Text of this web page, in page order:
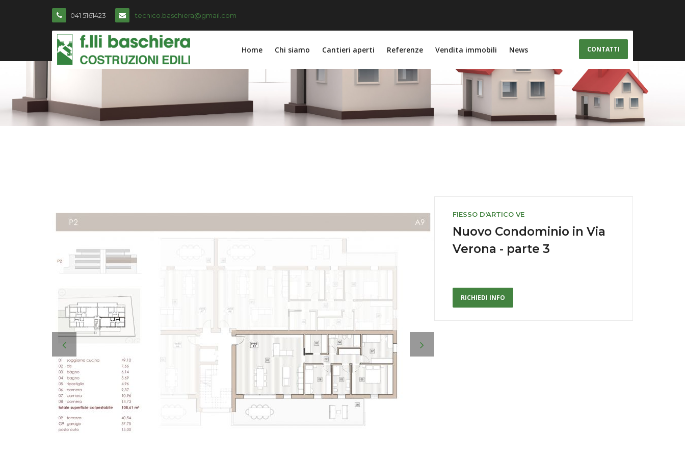
041 5161423 tecnico.baschiera@gmail.com
Home Chi siamo Cantieri aperti Referenze Vendita immobili News CONTATTI
FIESSO D'ARTICO VE
Nuovo Condominio in Via
Verona - parte 3
RICHIEDI INFO